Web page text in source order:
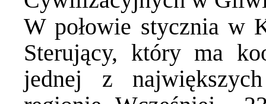
W połowie stycznia w
Sterujący, który ma
jednej z